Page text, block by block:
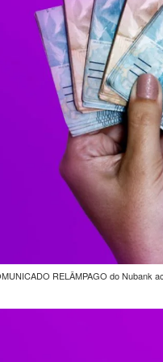
RELÂMPAGO do Nubank